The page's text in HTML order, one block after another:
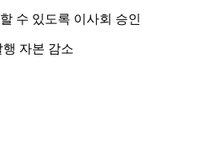
수 있도록 이사회 승인
자본 감소